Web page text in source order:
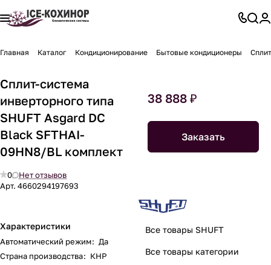
Главная Каталог Кондиционирование Бытовые кондиционеры
Сплит-система
инверторного типа
SHUFT Asgard DC
Black SFTHAI-
09HN8/BL комплект
0
Нет отзывов
Арт. 4660294197693
Характеристики
Автоматический режим: Да
Страна производства: КНР
38 888 ₽
Заказать
Все товары SHUFT
Все товары категории